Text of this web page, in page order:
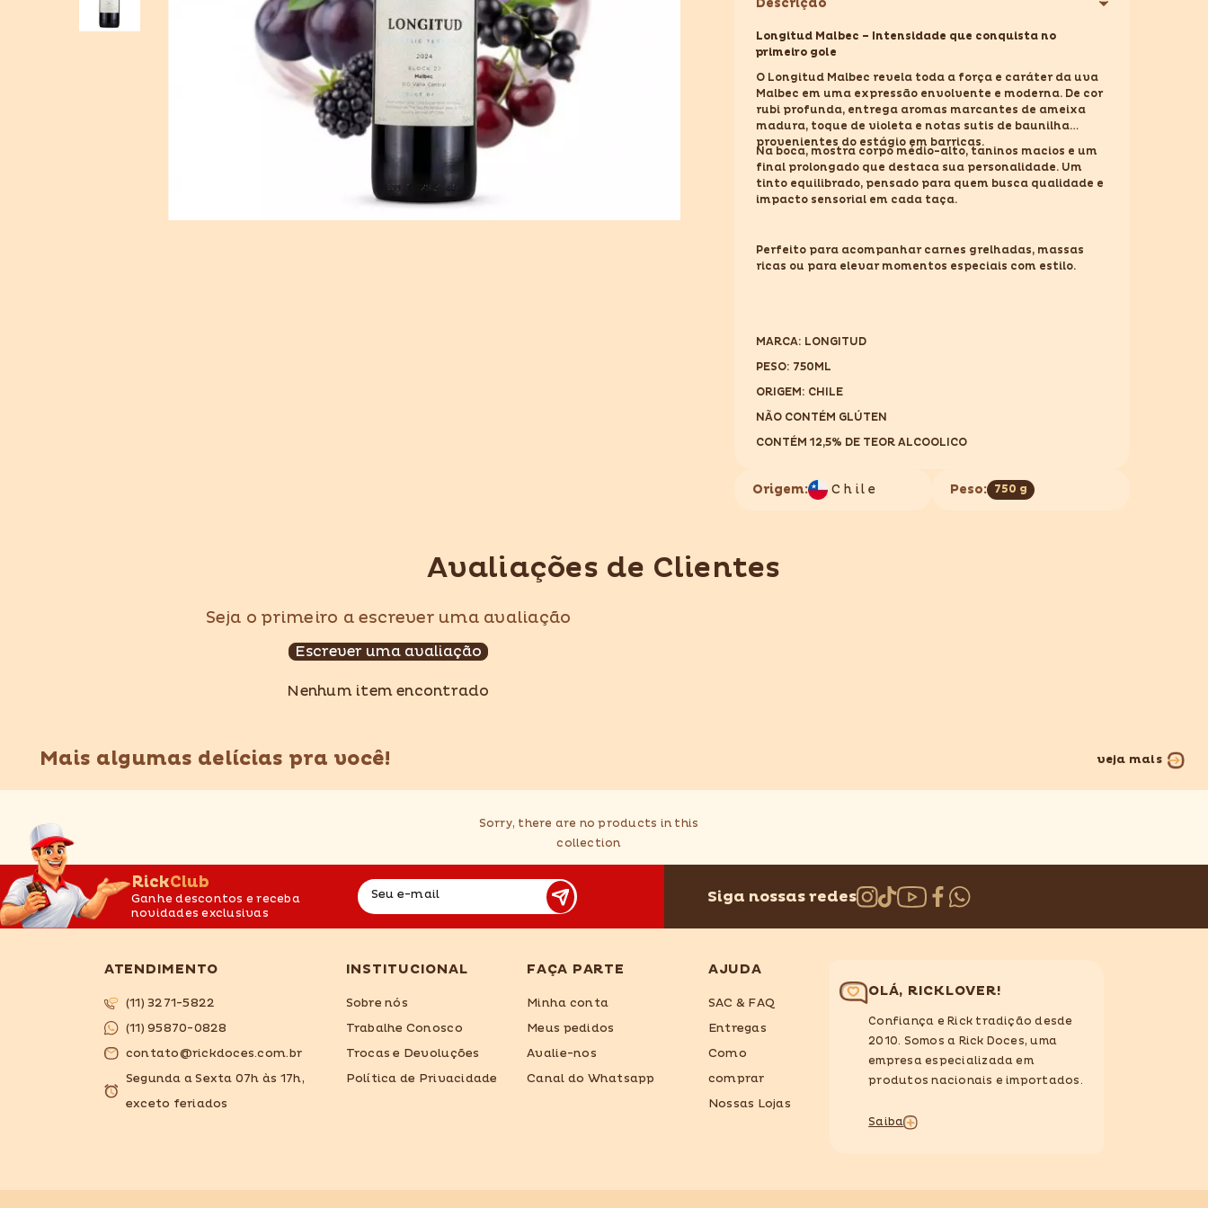
750ML
750ML
Descrição
Longitud Malbec – Intensidade que conquista no
primeiro gole
O Longitud Malbec revela toda a força e caráter da uva
Malbec em uma expressão envolvente e moderna. De cor
rubi profunda, entrega aromas marcantes de ameixa
madura, toque de violeta e notas sutis de baunilha
provenientes do estágio em barricas.
Na boca, mostra corpo médio-alto, taninos macios e um
final prolongado que destaca sua personalidade. Um
tinto equilibrado, pensado para quem busca qualidade e
impacto sensorial em cada taça.
Perfeito para acompanhar carnes grelhadas, massas
ricas ou para elevar momentos especiais com estilo.
MARCA: LONGITUD
PESO: 750ML
ORIGEM: CHILE
NÃO CONTÉM GLÚTEN
CONTÉM 12,5% DE TEOR ALCOOLICO
Origem: Chile Peso: 750 g
Avaliações de Clientes
Seja o primeiro a escrever uma avaliação
Escrever uma avaliação
Nenhum item encontrado
Mais algumas delícias pra você! veja mais
Sorry, there are no products in this
collection
RickClub
Ganhe descontos e receba
novidades exclusivas
Seu e-mail Siga nossas redes
ATENDIMENTO
(11) 3271-5822
(11) 95870-0828
contato@rickdoces.com.br
Segunda a Sexta 07h às 17h,
exceto feriados
INSTITUCIONAL
Sobre nós
Trabalhe Conosco
Trocas e Devoluções
Política de Privacidade
FAÇA PARTE
Minha conta
Meus pedidos
Avalie-nos
Canal do Whatsapp
AJUDA
SAC & FAQ
Entregas
Como
comprar
Nossas Lojas
OLÁ, RICKLOVER!
Confiança e Rick tradição desde
2010. Somos a Rick Doces, uma
empresa especializada em
produtos nacionais e importados.
Saiba